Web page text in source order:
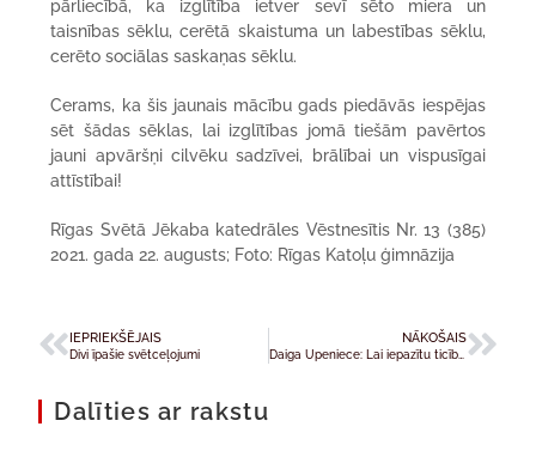
pārliecībā, ka izglītība ietver sevī sēto miera un
taisnības sēklu, cerētā skaistuma un labestības sēklu,
cerēto sociālas saskaņas sēklu.
Cerams, ka šis jaunais mācību gads piedāvās iespējas
sēt šādas sēklas, lai izglītības jomā tiešām pavērtos
jauni apvāršņi cilvēku sadzīvei, brālībai un vispusīgai
attīstībai!
Rīgas Svētā Jēkaba katedrāles Vēstnesītis Nr. 13 (385)
2021. gada 22. augusts; Foto: Rīgas Katoļu ģimnāzija
IEPRIEKŠĒJAIS
Divi īpašie svētceļojumi
NĀKOŠAIS
Daiga Upeniece: Lai iepazītu ticību, reizēm jāiziet no ierastā dzīves ritma
Dalīties ar rakstu